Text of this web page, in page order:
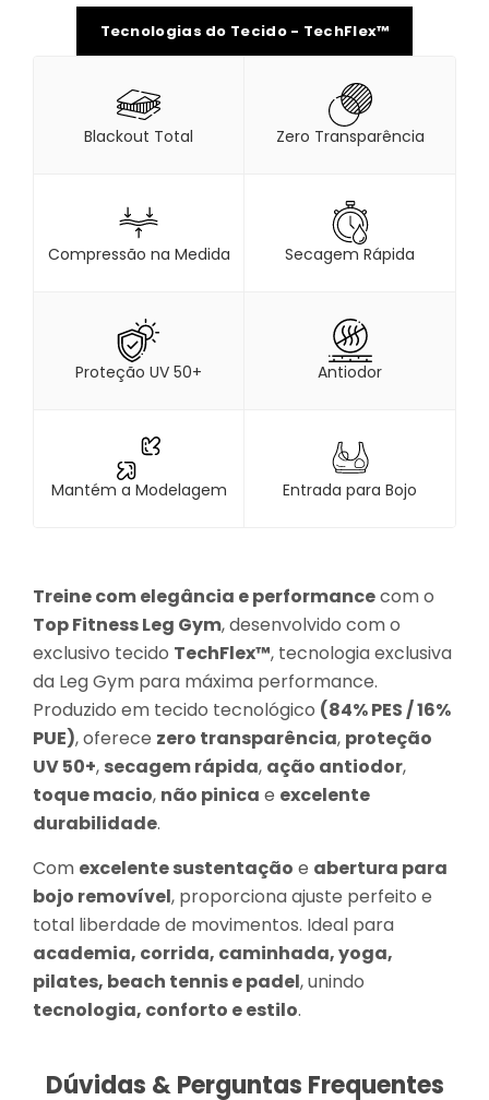
Tecnologias do Tecido - TechFlex™
Blackout Total Zero Transparência
Compressão na Medida Secagem Rápida
Proteção UV 50+ Antiodor
Mantém a Modelagem Entrada para Bojo
Treine com elegância e performancecom o
Top Fitness Leg Gym, desenvolvido com o
exclusivo tecido TechFlex™, tecnologia exclusiva
da Leg Gym para máxima performance.
Produzido em tecido tecnológico (84% PES / 16%
PUE), oferece zero transparência, proteção
UV 50+, secagem rápida, ação antiodor,
toque macio, não pinica e excelente
durabilidade.
Com excelente sustentação e abertura para
bojo removível, proporciona ajuste perfeito e
total liberdade de movimentos. Ideal para
academia, corrida, caminhada, yoga,
pilates, beach tennis e padel, unindo
tecnologia, conforto e estilo.
Dúvidas & Perguntas Frequentes